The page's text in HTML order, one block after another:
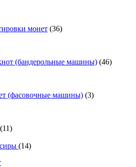
монет (36)
(бандерольные машины) (46)
(фасовочные машины) (3)
(11)
(14)